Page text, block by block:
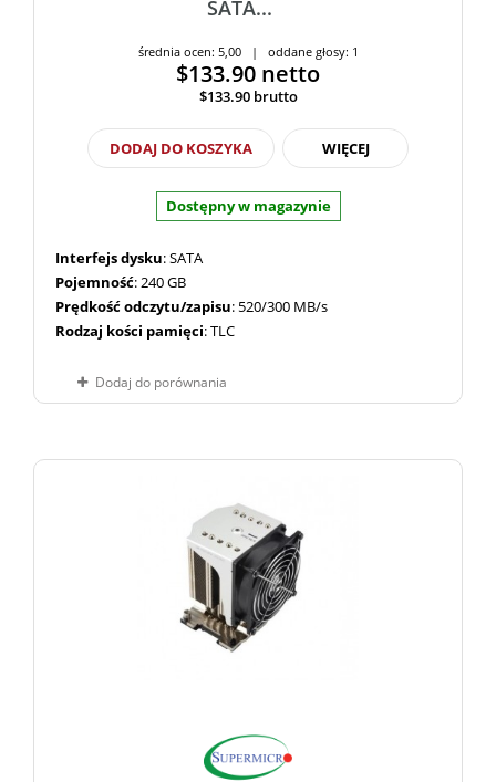
SATA...
średnia ocen: 5,00 | oddane głosy: 1
$133.90 netto
$133.90 brutto
DODAJ DO KOSZYKA WIĘCEJ
Dostępny w magazynie
Interfejs dysku: SATA
Pojemność: 240 GB
Prędkość odczytu/zapisu: 520/300 MB/s
Rodzaj kości pamięci: TLC
Dodaj do porównania